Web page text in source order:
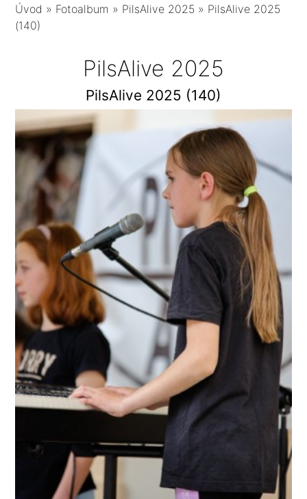
Úvod » Fotoalbum » PilsAlive 2025 » PilsAlive 2025
(140)
PilsAlive 2025
PilsAlive 2025 (140)